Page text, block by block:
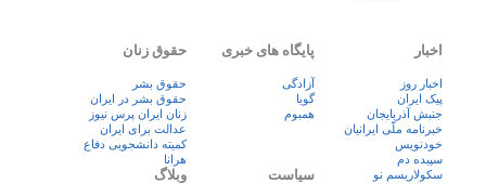
اخبار
اخبار روز
پيک ايران
جنبش آذربایجان
خبرنامه ملّی ایرانیان
خودنویس
سپیده دم
سکولاریسم نو
پایگاه های خبری
آزادگی
گویا
همبوم
حقوق زنان
حقوق بشر
حقوق بشر در ایران
زنان ايران پرس نيوز
عدالت برای ایران
کمیته دانشجویی دفاع
هرانا
سیاست وبلاگ